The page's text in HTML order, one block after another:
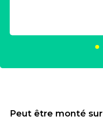
Peut être monté sur